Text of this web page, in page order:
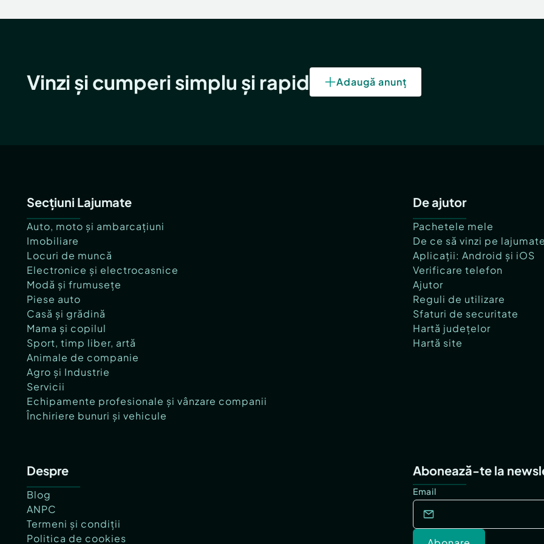
Vinzi și cumperi simplu și rapid Adaugă anunț
Secțiuni Lajumate
Auto, moto și ambarcațiuni
Imobiliare
Locuri de muncă
Electronice și electrocasnice
Modă și frumusețe
Piese auto
Casă și grădină
Mama și copilul
Sport, timp liber, artă
Animale de companie
Agro și Industrie
Servicii
Echipamente profesionale și vânzare companii
Închiriere bunuri și vehicule
De ajutor
Pachetele mele
De ce să vinzi pe
Aplicații: Android și iOS
Verificare telefon
Ajutor
Reguli de utilizare
Sfaturi de securitate
Hartă județelor
Hartă site
Despre
Blog
ANPC
Termeni și condiții
Politica de cookies
Abonează-te la
Email